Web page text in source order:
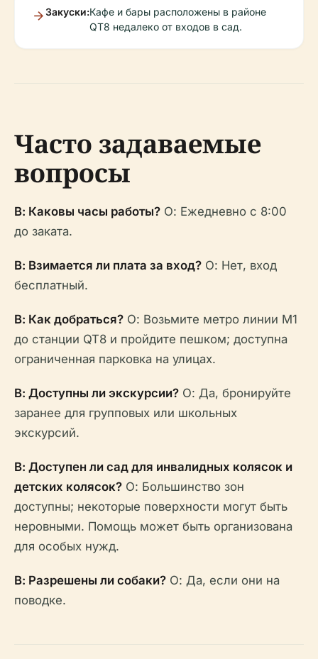
Закуски:Кафе и бары расположены в районе
QT8 недалеко от входов в сад.
Часто задаваемые
вопросы
В: Каковы часы работы? О: Ежедневно с 8:00
до заката.
В: Взимается ли плата за вход? О: Нет, вход
бесплатный.
В: Как добраться? О: Возьмите метро линии M1
до станции QT8 и пройдите пешком; доступна
ограниченная парковка на улицах.
В: Доступны ли экскурсии? О: Да, бронируйте
заранее для групповых или школьных
экскурсий.
В: Доступен ли сад для инвалидных колясок и
детских колясок? О: Большинство зон
доступны; некоторые поверхности могут быть
неровными. Помощь может быть организована
для особых нужд.
В: Разрешены ли собаки? О: Да, если они на
поводке.